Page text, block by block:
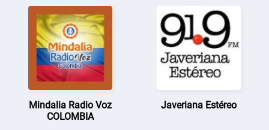
Mindalia Radio Voz
COLOMBIA
Javeriana Estéreo